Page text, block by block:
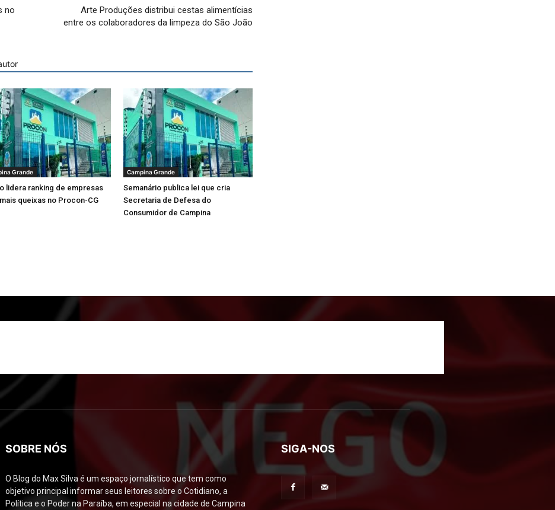
no
Arte Produções distribui cestas alimentícias
entre os colaboradores da limpeza do São João
Grande
lidera ranking de empresas
queixas no Procon-CG
Campina Grande
Semanário publica lei que cria
Secretaria de Defesa do
Consumidor de Campina
SOBRE NÓS
O Blog do Max Silva é um espaço jornalístico que tem como
objetivo principal informar seus leitores sobre o Cotidiano, a
Política e o Poder na Paraíba, em especial na cidade de Campina
SIGA-NOS